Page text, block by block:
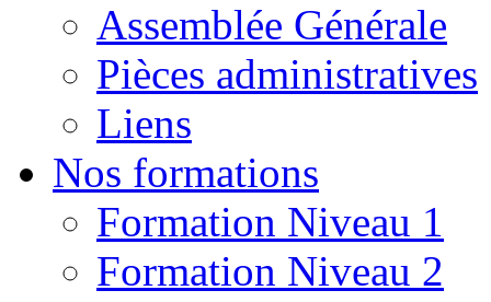
Assemblée Générale
Pièces administratives
Liens
Nos formations
Formation Niveau 1
Formation Niveau 2